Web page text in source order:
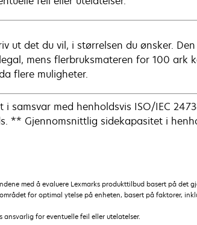
ut det du vil, i størrelsen du ønsker.
mens flerbruksmateren for 100 ark
flere muligheter.
med henholdsvis ISO/IEC
** Gjennomsnittlig sidekapasitet i
med å evaluere Lexmarks produkttilbud basert på
for optimal ytelse på enheten, basert på faktorer,
for eventuelle feil eller utelatelser.